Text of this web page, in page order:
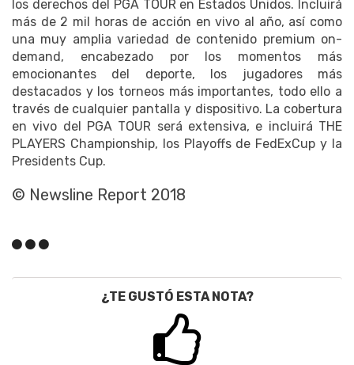
los derechos del PGA TOUR en Estados Unidos. Incluirá
más de 2 mil horas de acción en vivo al año, así como
una muy amplia variedad de contenido premium on-
demand, encabezado por los momentos más
emocionantes del deporte, los jugadores más
destacados y los torneos más importantes, todo ello a
través de cualquier pantalla y dispositivo. La cobertura
en vivo del PGA TOUR será extensiva, e incluirá THE
PLAYERS Championship, los Playoffs de FedExCup y la
Presidents Cup.
© Newsline Report 2018
¿TE GUSTÓ ESTA NOTA?